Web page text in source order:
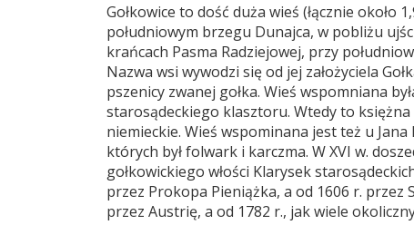
Gołkowice to dość duża wieś (łącznie około
południowym brzegu Dunajca, w pobliżu
krańcach Pasma Radziejowej, przy
Nazwa wsi wywodzi się od jej założyciela
pszenicy zwanej gołka. Wieś wspomniana
starosądeckiego klasztoru. Wtedy to
niemieckie. Wieś wspominana jest też u
których był folwark i karczma. W XVI w.
gołkowickiego włości Klarysek
przez Prokopa Pieniążka, a od 1606 r. przez
przez Austrię, a od 1782 r., jak wiele